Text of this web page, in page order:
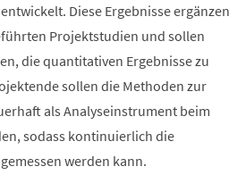
Diese Ergebnisse ergänzen
Projektstudien und sollen
die quantitativen Ergebnisse zu
sollen die Methoden zur
als Analyseinstrument beim
sodass kontinuierlich die
werden kann.